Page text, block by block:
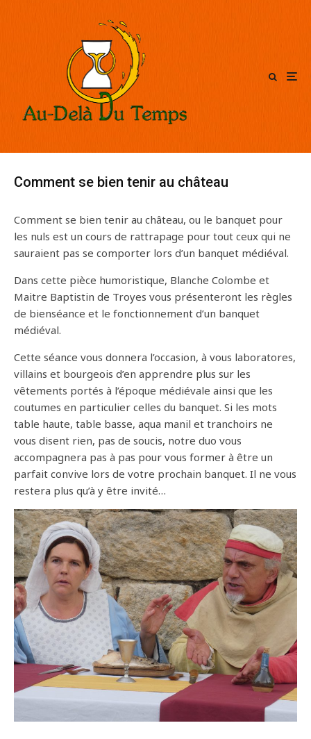
Comment se bien tenir au château
Comment se bien tenir au château, ou le banquet pour
les nuls est un cours de rattrapage pour tout ceux qui ne
sauraient pas se comporter lors d’un banquet médiéval.
Dans cette pièce humoristique, Blanche Colombe et
Maitre Baptistin de Troyes vous présenteront les règles
de bienséance et le fonctionnement d’un banquet
médiéval.
Cette séance vous donnera l’occasion, à vous laboratores,
villains et bourgeois d’en apprendre plus sur les
vêtements portés à l’époque médiévale ainsi que les
coutumes en particulier celles du banquet. Si les mots
table haute, table basse, aqua manil et tranchoirs ne
vous disent rien, pas de soucis, notre duo vous
accompagnera pas à pas pour vous former à être un
parfait convive lors de votre prochain banquet. Il ne vous
restera plus qu’à y être invité…